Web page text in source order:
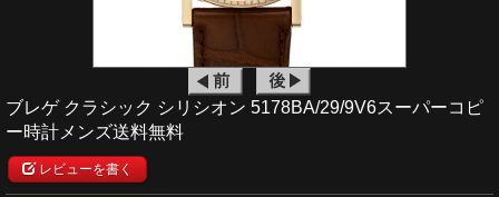
ブレゲ クラシック シリシオン 5178BA/29/9V6スーパーコピ
ー時計メンズ送料無料
レビューを書く